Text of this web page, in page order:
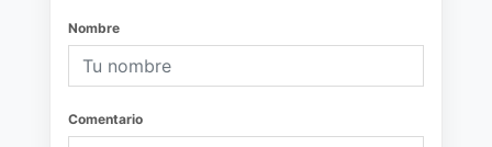
Nombre
Comentario